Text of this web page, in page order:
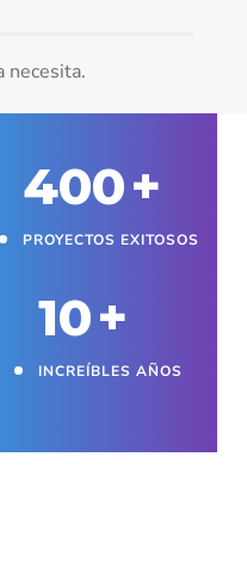
necesita.
400+
PROYECTOS EXITOSOS
10+
INCREÍBLES AÑOS